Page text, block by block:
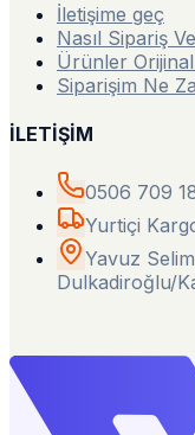
İletişime geç
Nasıl Sipariş
Ürünler
Siparişim Ne
İLETİŞİM
0506 709
Yurtiçi
Yavuz
Dulkadiroğlu/